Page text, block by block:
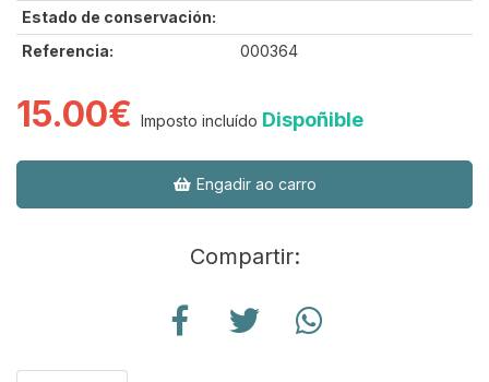
Estado de conservación:
Referencia:
000364
15.00€ Imposto incluído Dispoñible
Engadir ao carro
Compartir: